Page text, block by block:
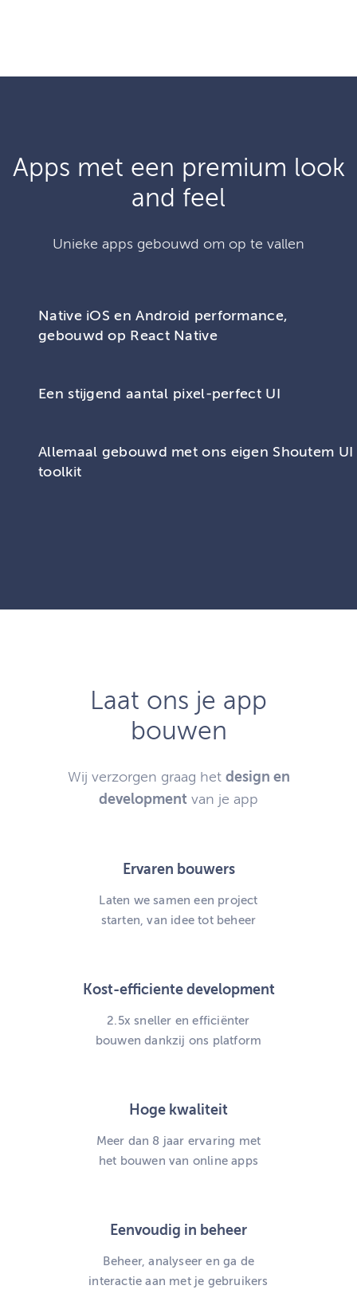
Apps met een premium look
and feel
Unieke apps gebouwd om op te vallen
Native iOS en Android performance,
gebouwd op React Native
Een stijgend aantal pixel-perfect UI
Allemaal gebouwd met ons eigen Shoutem UI
toolkit
Laat ons je app
bouwen
Wij verzorgen graag het design en
development van je app
Ervaren bouwers
Laten we samen een project
starten, van idee tot beheer
Kost-efficiente development
2.5x sneller en efficiënter
bouwen dankzij ons platform
Hoge kwaliteit
Meer dan 8 jaar ervaring met
het bouwen van online apps
Eenvoudig in beheer
Beheer, analyseer en ga de
interactie aan met je gebruikers